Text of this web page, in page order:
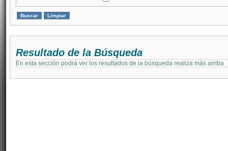
Resultado de la Búsqueda
En esta sección podrá ver los resultados de la búsqueda realiza más arriba